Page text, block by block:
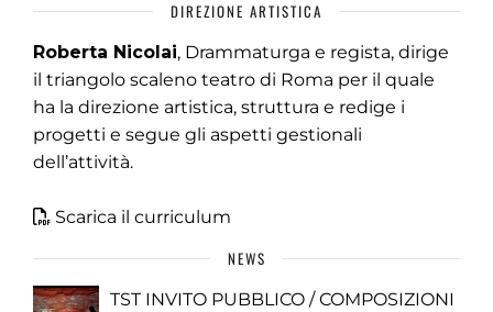
DIREZIONE ARTISTICA
Roberta Nicolai, Drammaturga e regista, dirige
il triangolo scaleno teatro di Roma per il quale
ha la direzione artistica, struttura e redige i
progetti e segue gli aspetti gestionali
dell’attività.
Scarica il curriculum
NEWS
TST INVITO PUBBLICO / COMPOSIZIONI